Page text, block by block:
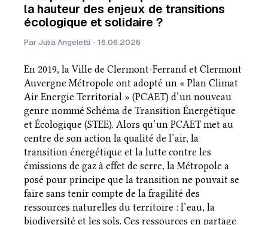
la hauteur des enjeux de transitions
écologique et solidaire ?
Par Julia Angeletti - 16.06.2026
En 2019, la Ville de Clermont-Ferrand et Clermont
Auvergne Métropole ont adopté un « Plan Climat
Air Energie Territorial » (PCAET) d’un nouveau
genre nommé Schéma de Transition Énergétique
et Écologique (STEE). Alors qu’un PCAET met au
centre de son action la qualité de l’air, la
transition énergétique et la lutte contre les
émissions de gaz à effet de serre, la Métropole a
posé pour principe que la transition ne pouvait se
faire sans tenir compte de la fragilité des
ressources naturelles du territoire : l’eau, la
biodiversité et les sols. Ces ressources en partage